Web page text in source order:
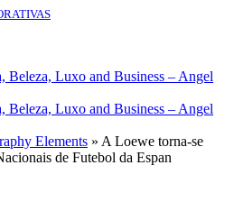
Elements » A Loewe torna-se
de Futebol da Espan